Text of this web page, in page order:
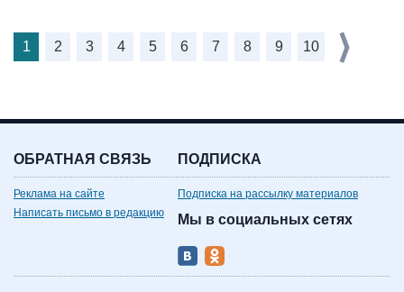
1 2 3 4 5 6 7 8 9 10
ОБРАТНАЯ СВЯЗЬ
Реклама на сайте
Написать письмо в редакцию
ПОДПИСКА
Подписка на рассылку материалов
Мы в социальных сетях